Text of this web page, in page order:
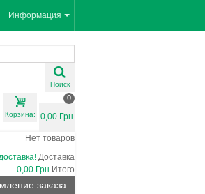
Информация
Поиск
Корзина:
0
0,00 Грн
Нет товаров
Доставка
0,00 Грн Итого
заказа